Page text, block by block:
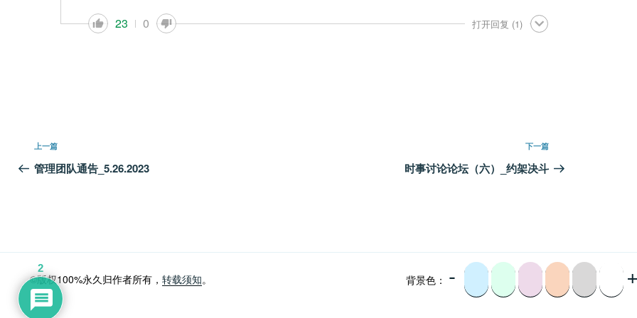
23
0 打开回复 (1)
文
章
上
一
上一篇
管理团队通告_5.26.2023
下
一
下一篇
时事讨论论坛（六）_约架决斗
©版权100%永久归作者所有， 转载须知。 背景色： -
2